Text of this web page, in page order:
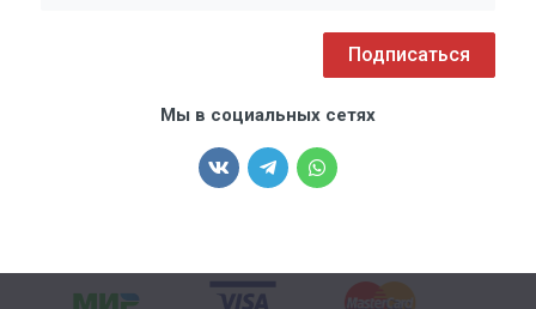
Подписаться
Мы в социальных сетях